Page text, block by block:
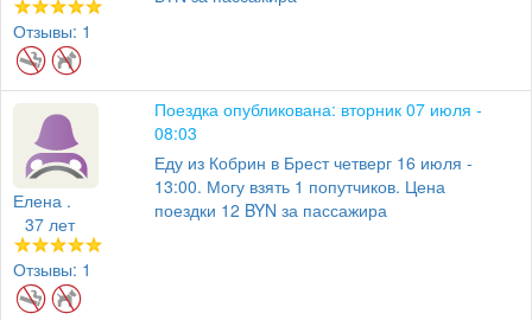
Отзывы: 1
Елена .
37 лет
Отзывы: 1
Поездка опубликована: вторник 07 июля -
08:03
Еду из Кобрин в Брест четверг 16 июля -
13:00. Могу взять 1 попутчиков. Цена
поездки 12 BYN за пассажира